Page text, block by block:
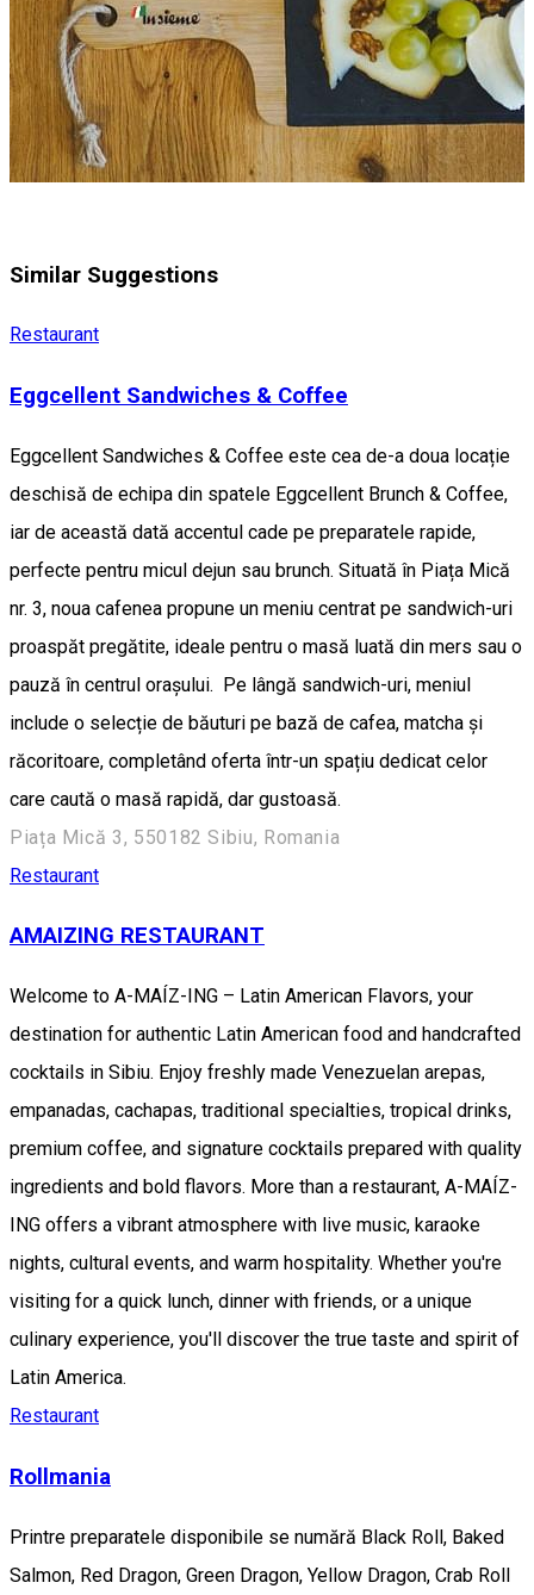
Similar Suggestions
Restaurant
Eggcellent Sandwiches & Coffee
Eggcellent Sandwiches & Coffee este cea de-a doua locație
deschisă de echipa din spatele Eggcellent Brunch & Coffee,
iar de această dată accentul cade pe preparatele rapide,
perfecte pentru micul dejun sau brunch. Situată în Piața Mică
nr. 3, noua cafenea propune un meniu centrat pe sandwich-uri
proaspăt pregătite, ideale pentru o masă luată din mers sau o
pauză în centrul orașului. Pe lângă sandwich-uri, meniul
include o selecție de băuturi pe bază de cafea, matcha și
răcoritoare, completând oferta într-un spațiu dedicat celor
care caută o masă rapidă, dar gustoasă.
Piața Mică 3, 550182 Sibiu, Romania
Restaurant
AMAIZING RESTAURANT
Welcome to A-MAÍZ-ING – Latin American Flavors, your
destination for authentic Latin American food and handcrafted
cocktails in Sibiu. Enjoy freshly made Venezuelan arepas,
empanadas, cachapas, traditional specialties, tropical drinks,
premium coffee, and signature cocktails prepared with quality
ingredients and bold flavors. More than a restaurant, A-MAÍZ-
ING offers a vibrant atmosphere with live music, karaoke
nights, cultural events, and warm hospitality. Whether you're
visiting for a quick lunch, dinner with friends, or a unique
culinary experience, you'll discover the true taste and spirit of
Latin America.
Restaurant
Rollmania
Printre preparatele disponibile se numără Black Roll, Baked
Salmon, Red Dragon, Green Dragon, Yellow Dragon, Crab Roll